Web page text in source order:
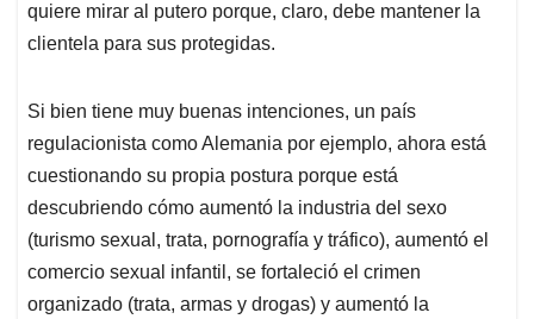
quiere mirar al putero porque, claro, debe mantener la
clientela para sus protegidas.
Si bien tiene muy buenas intenciones, un país
regulacionista como Alemania por ejemplo, ahora está
cuestionando su propia postura porque está
descubriendo cómo aumentó la industria del sexo
(turismo sexual, trata, pornografía y tráfico), aumentó el
comercio sexual infantil, se fortaleció el crimen
organizado (trata, armas y drogas) y aumentó la